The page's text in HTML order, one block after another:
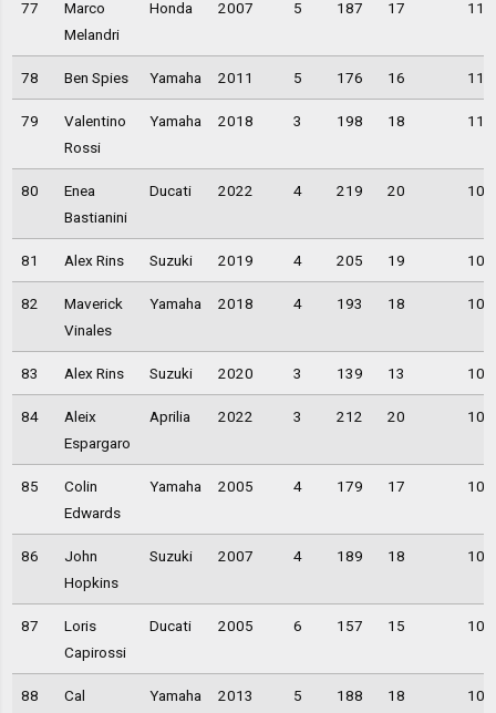
77
Marco
Melandri
Honda 2007 5 187 17
78 Ben Spies Yamaha 2011 5 176 16
79
Valentino
Rossi
Yamaha 2018 3 198 18
80
Enea
Bastianini
Ducati 2022 4 219 20
81 Alex Rins Suzuki 2019 4 205 19
82
Maverick
Vinales
Yamaha 2018 4 193 18
83 Alex Rins Suzuki 2020 3 139 13
84
Aleix
Espargaro
Aprilia 2022 3 212 20
85
Colin
Edwards
Yamaha 2005 4 179 17
86
John
Hopkins
Suzuki 2007 4 189 18
87
Loris
Capirossi
Ducati 2005 6 157 15
88
Cal
Yamaha 2013 5 188 18